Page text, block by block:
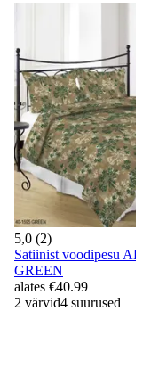
5,0 (2)
Satiinist voodipesu
GREEN
alates €40.99
2 värvid4 suurused